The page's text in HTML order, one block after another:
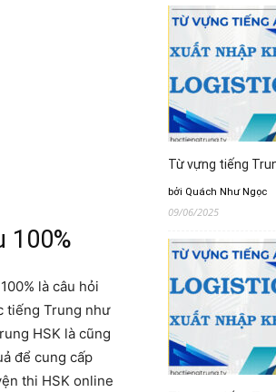
100%
là câu hỏi
tiếng Trung như
HSK là cũng
để cung cấp
thi HSK online
Từ vựng tiếng
bởi Quách Như Ngọc
09/06/2025